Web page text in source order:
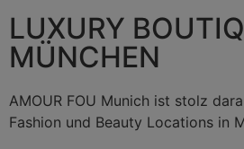
AMOUR FOU Spa de Beauté
Verborgener Luxus und
ganzheitliches Spa-Erlebnis.
Termin buchen
LUXURY
MÜNCHEN
AMOUR FOU Munich ist stolz
Fashion und Beauty Locations in